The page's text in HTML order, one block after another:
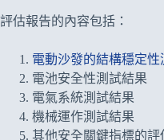
評估報告的內容包括：
電動沙發的結構穩定性
電池安全性測試結果
電氣系統測試結果
機械運作測試結果
其他安全關鍵指標的評